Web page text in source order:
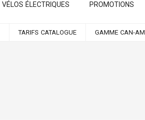
VÉLOS ÉLECTRIQUES PROMOTIONS
TARIFS CATALOGUE GAMME CAN-AM